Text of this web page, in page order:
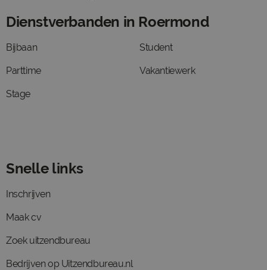
Dienstverbanden in Roermond
Bijbaan
Parttime
Stage
Student
Vakantiewerk
Snelle links
Inschrijven
Maak cv
Zoek uitzendbureau
Bedrijven op Uitzendbureau.nl